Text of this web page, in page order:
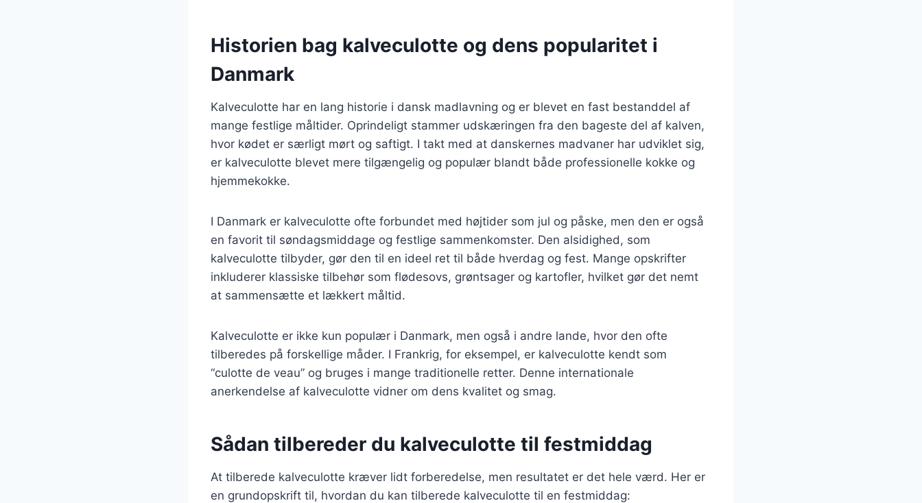
Historien bag kalveculotte og dens popularitet i
Danmark
Kalveculotte har en lang historie i dansk madlavning og er blevet en fast bestanddel af
mange festlige måltider. Oprindeligt stammer udskæringen fra den bageste del af kalven,
hvor kødet er særligt mørt og saftigt. I takt med at danskernes madvaner har udviklet sig,
er kalveculotte blevet mere tilgængelig og populær blandt både professionelle kokke og
hjemmekokke.
I Danmark er kalveculotte ofte forbundet med højtider som jul og påske, men den er også
en favorit til søndagsmiddage og festlige sammenkomster. Den alsidighed, som
kalveculotte tilbyder, gør den til en ideel ret til både hverdag og fest. Mange opskrifter
inkluderer klassiske tilbehør som flødesovs, grøntsager og kartofler, hvilket gør det nemt
at sammensætte et lækkert måltid.
Kalveculotte er ikke kun populær i Danmark, men også i andre lande, hvor den ofte
tilberedes på forskellige måder. I Frankrig, for eksempel, er kalveculotte kendt som
“culotte de veau” og bruges i mange traditionelle retter. Denne internationale
anerkendelse af kalveculotte vidner om dens kvalitet og smag.
Sådan tilbereder du kalveculotte til festmiddag
At tilberede kalveculotte kræver lidt forberedelse, men resultatet er det hele værd. Her er
en grundopskrift til, hvordan du kan tilberede kalveculotte til en festmiddag: